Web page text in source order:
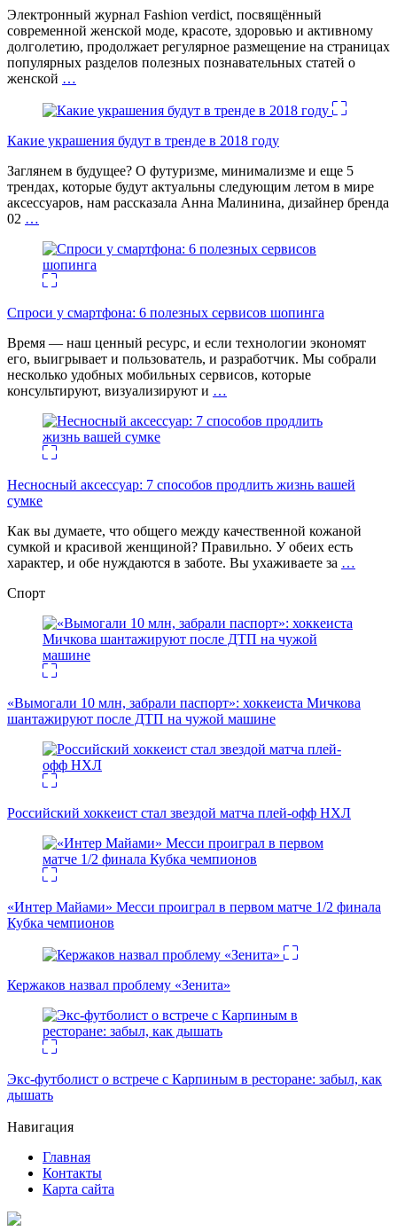
Электронный журнал Fashion verdict, посвящённый
современной женской моде, красоте, здоровью и активному
долголетию, продолжает регулярное размещение на страницах
популярных разделов полезных познавательных статей о
женской …
Какие украшения будут в тренде в 2018 году
Заглянем в будущее? О футуризме, минимализме и еще 5
трендах, которые будут актуальны следующим летом в мире
аксессуаров, нам рассказала Анна Малинина, дизайнер бренда
02 …
Спроси у смартфона: 6 полезных cервисов шопинга
Время — наш ценный ресурс, и если технологии экономят
его, выигрывает и пользователь, и разработчик. Мы собрали
несколько удобных мобильных сервисов, которые
консультируют, визуализируют и …
Несносный аксессуар: 7 способов продлить жизнь вашей
сумке
Как вы думаете, что общего между качественной кожаной
сумкой и красивой женщиной? Правильно. У обеих есть
характер, и обе нуждаются в заботе. Вы ухаживаете за …
Спорт
«Вымогали 10 млн, забрали паспорт»: хоккеиста Мичкова
шантажируют после ДТП на чужой машине
Российский хоккеист стал звездой матча плей-офф НХЛ
«Интер Майами» Месси проиграл в первом матче 1/2 финала
Кубка чемпионов
Кержаков назвал проблему «Зенита»
Экс-футболист о встрече с Карпиным в ресторане: забыл, как
дышать
Навигация
Главная
Контакты
Карта сайта